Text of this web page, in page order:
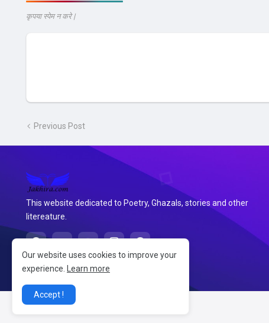
कृपया स्पेम न करे |
Previous Post
This website dedicated to Poetry, Ghazals, stories and other
litereature.
Our website uses cookies to improve your
experience.
Learn more
Accept !